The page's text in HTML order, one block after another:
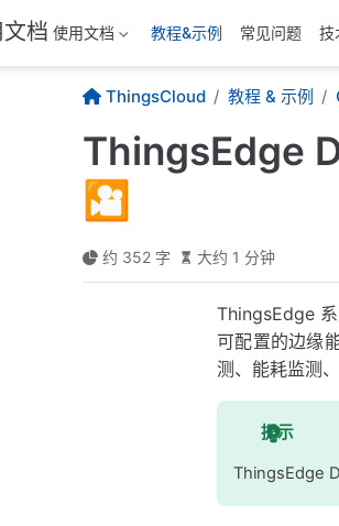
档 使用文档 教程&示例 常见问题 技
ThingsCloud 教程 & 示例
ThingsEdge
🎦
约 352 字 大约 1 分钟
ThingsEdge
可配置的边缘
测、能耗监测
提示
ThingsEdge